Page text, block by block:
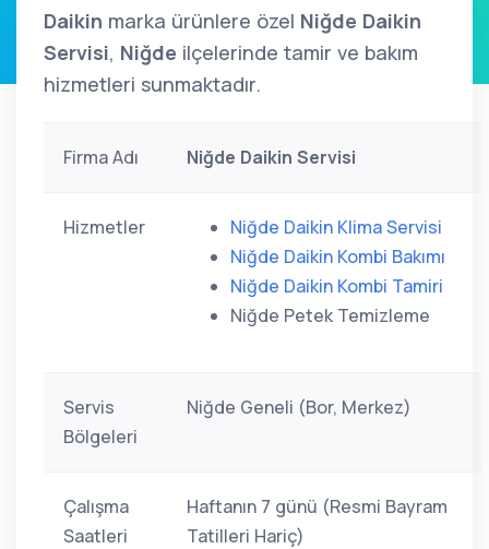
Daikin marka ürünlere özel Niğde Daikin
Servisi, Niğde ilçelerinde tamir ve bakım
hizmetleri sunmaktadır.
Firma Adı Niğde Daikin Servisi
Hizmetler
Niğde Daikin Klima Servisi
Niğde Daikin Kombi Bakımı
Niğde Daikin Kombi Tamiri
Niğde Petek Temizleme
Servis
Bölgeleri
Niğde Geneli (Bor, Merkez)
Çalışma
Saatleri
Haftanın 7 günü (Resmi Bayram
Tatilleri Hariç)